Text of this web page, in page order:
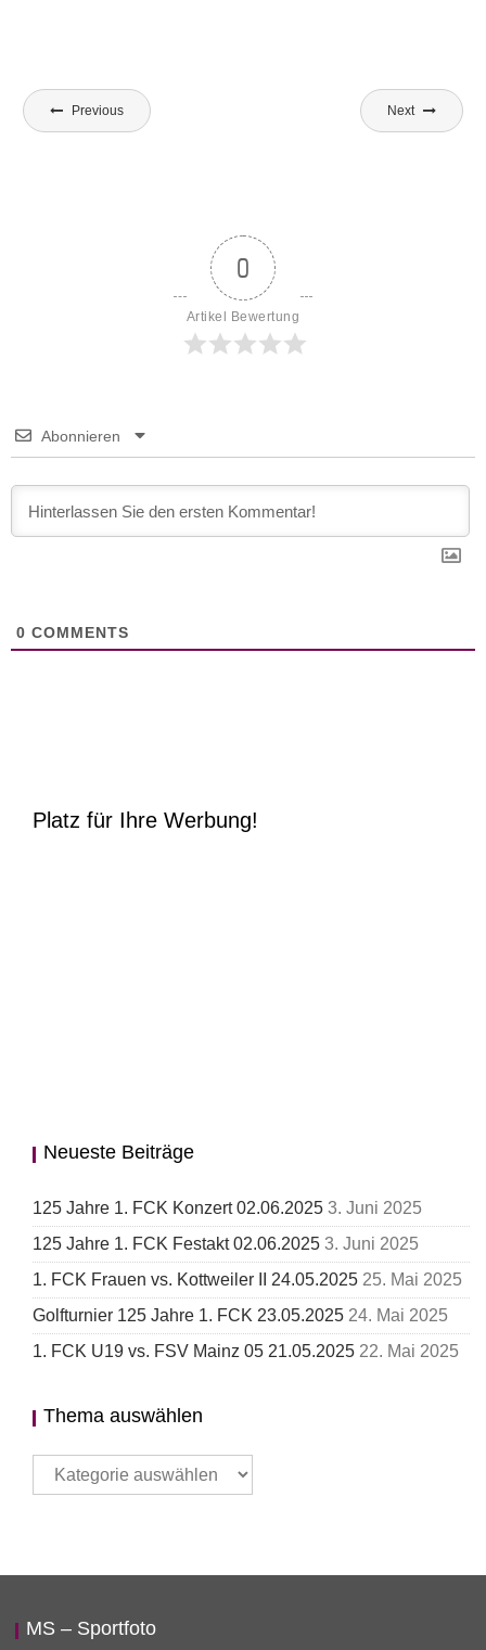
Beitragsnavigation
Previous Next
0
Artikel Bewertung
Abonnieren
0 COMMENTS
Platz für Ihre Werbung!
Neueste Beiträge
125 Jahre 1. FCK Konzert 02.06.2025 3. Juni 2025
125 Jahre 1. FCK Festakt 02.06.2025 3. Juni 2025
1. FCK Frauen vs. Kottweiler II 24.05.2025 25. Mai 2025
Golfturnier 125 Jahre 1. FCK 23.05.2025 24. Mai 2025
1. FCK U19 vs. FSV Mainz 05 21.05.2025 22. Mai 2025
Thema auswählen
Thema
auswählen
MS – Sportfoto